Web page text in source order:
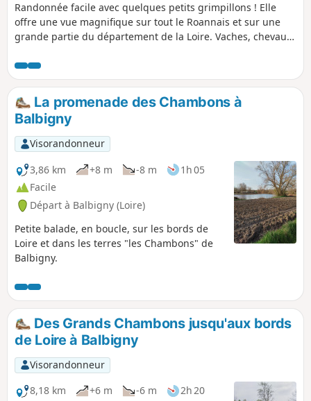
Randonnée facile avec quelques petits grimpillons ! Elle
offre une vue magnifique sur tout le Roannais et sur une
grande partie du département de la Loire. Vaches, chevaux
La promenade des Chambons à
Balbigny
Visorandonneur
3,86 km
+8 m -8 m
1h 05
Facile
Départ à Balbigny (Loire)
Petite balade, en boucle, sur les bords de
Loire et dans les terres "les Chambons" de
Balbigny.
Des Grands Chambons jusqu'aux bords
de Loire à Balbigny
Visorandonneur
8,18 km
+6 m -6 m
2h 20